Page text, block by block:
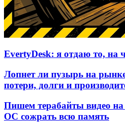
EvertyDesk: я отдаю то, на
Лопнет ли пузырь на
потери, долги и
Пишем терабайты видео на
ОС сожрать всю память